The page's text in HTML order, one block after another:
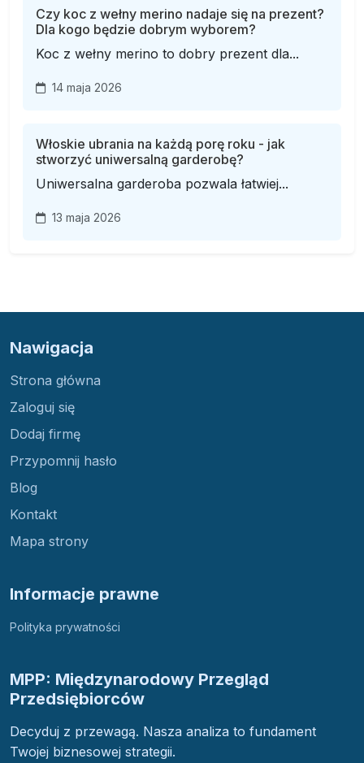
Czy koc z wełny merino nadaje się na prezent?
Dla kogo będzie dobrym wyborem?
Koc z wełny merino to dobry prezent dla...
14 maja 2026
Włoskie ubrania na każdą porę roku - jak
stworzyć uniwersalną garderobę?
Uniwersalna garderoba pozwala łatwiej...
13 maja 2026
Nawigacja
Strona główna
Zaloguj się
Dodaj firmę
Przypomnij hasło
Blog
Kontakt
Mapa strony
Informacje prawne
Polityka prywatności
MPP: Międzynarodowy Przegląd
Przedsiębiorców
Decyduj z przewagą. Nasza analiza to fundament
Twojej biznesowej strategii.